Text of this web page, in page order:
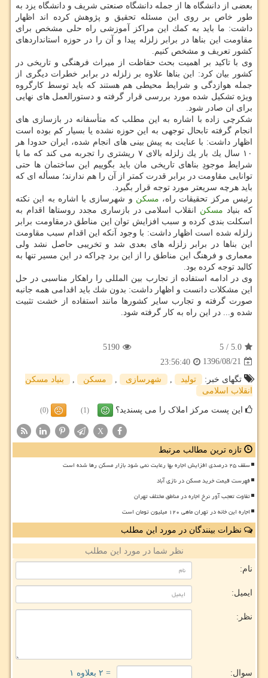
بعضی از دانشگاه ها از جمله دانشگاه صنعتی شریف و دانشگاه یزد به
طور خاص بر روی این مسئله تحقیق و پژوهش كرده اند اظهار
داشت: ما باید به كمك این مراكز آموزشی راه حلی مشخص برای
مقاومت این بناها در برابر زلزله پیدا و آن را در حوزه استانداردهای
كشور تعریف و مشخص كنیم.
وی با تاكید بر اهمیت بحث حفاظت از میراث فرهنگی و تاریخی در
كشور بیان كرد: این بناها علاوه بر زلزله در برابر خطرات دیگری از
جمله هوازدگی و شرایط محیطی هم هستند كه باید توسط كارگروه
ویژه تشكیل شده مورد بررسی قرار گرفته و دستورالعمل های نهایی
برای ان صادر شود.
شكرچی زاده با اشاره به این مطلب كه متأسفانه در بازسازی های
انجام گرفته تابحال توجهی به این حوزه نشده یا بسیار كم بوده است
اظهار داشت: با عنایت به پیش بینی های انجام شده، ایران حدودا هر
۱۰ سال یك بار یك زلزله بالای ۷ ریشتری را تجربه می كند كه ما با
شرایط موجودِ بناهای تاریخی مان باید بگوییم این ساختمان ها حتی
توانایی مقاومت در برابر قدرت كمتر از آن را هم ندارند؛ مسأله ای كه
باید هرچه سریعتر مورد توجه قرار بگیرد.
رئیس مركز تحقیقات راه، مسكن و شهرسازی با اشاره به این نكته
كه بنیاد مسكن انقلاب اسلامی در بازساری مجدد روستاها اقدام به
اسكلت بندی كرده و سبب افزایش توان این مناطق درمقاومت برابر
زلزله شده است اظهار داشت: با وجود آنكه این اقدام سبب مقاومت
این بناها در برابر زلزله های بعدی شد و تخریبی حاصل نشد ولی
معماری و فرهنگ این مناطق را از این برد چراكه در این مسیر تنها به
كالبد توجه كرده بود.
وی در ادامه استفاده از تجارب بین المللی را راهكار مناسبی در حل
این مشكلات دانست و اظهار داشت: بدون شك باید اقدامی همه جانبه
صورت گرفته و تجارب سایر كشورها مانند استفاده از خشت تثبیت
شده و... در این راه به كار گرفته شود.
5.0
/
5
5190
1396/08/21
23:56:40
تگهای خبر:
تولید شهرسازی مسكن
بنیاد مسكن
انقلاب اسلامی
این پست مرکز املاک را می پسندید؟ (1)
(0)
X
تازه ترین مطالب مرتبط
سقف ۲۵ درصدی افزایش اجاره بها رعایت نمی شود بازار مسکن رها شده است
فهرست قیمت خرید مسکن در نازی آباد
تفاوت تعجب آور نرخ اجاره در مناطق مختلف تهران
اجاره این خانه در تهران ماهی ۱۲۰ میلیون تومان است
نظرات بینندگان در مورد این مطلب
نظر شما در مورد این مطلب
نام:
ایمیل:
نظر:
سوال: = ۲ بعلاوه ۱